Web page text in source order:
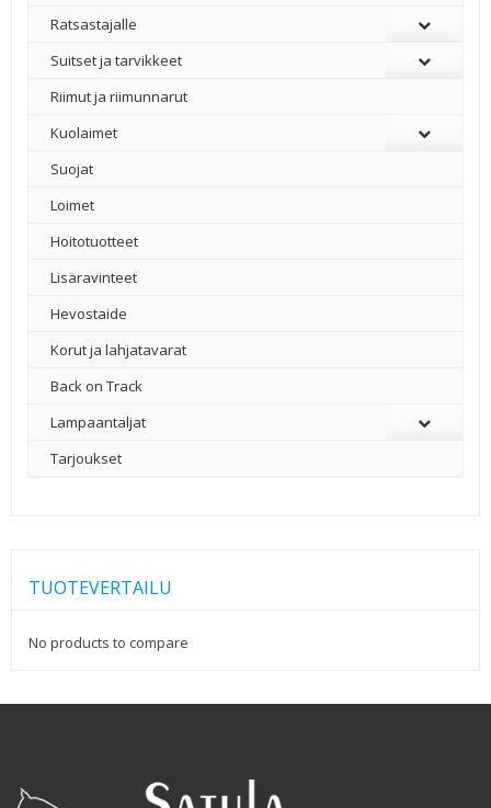
Ratsastajalle
Suitset ja tarvikkeet
Riimut ja riimunnarut
Kuolaimet
Suojat
Loimet
Hoitotuotteet
Lisäravinteet
Hevostaide
Korut ja lahjatavarat
Back on Track
Lampaantaljat
Tarjoukset
TUOTEVERTAILU
No products to compare